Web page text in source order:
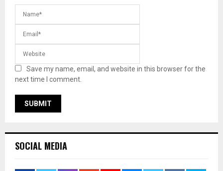
Save my name, email, and website in this browser for the
next time I comment.
SOCIAL MEDIA